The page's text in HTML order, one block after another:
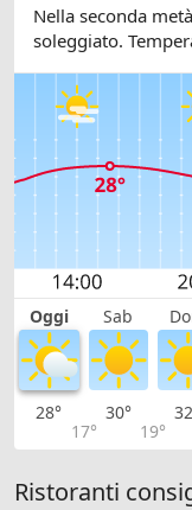
Nella seconda
soleggiato.
Oggi Sab
28°
17°
30°
19°
Ristoranti